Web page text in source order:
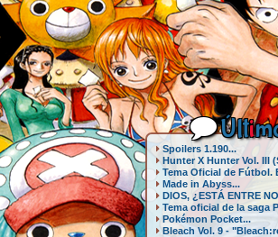
Últi
Spoilers 1.190...
Hunter X Hunter Vol. III
Tema Oficial de Fútbol.
Made in Abyss...
DIOS, ¿ESTÁ ENTRE
Tema oficial de la saga
Pokémon Pocket...
Bleach Vol. 9 -